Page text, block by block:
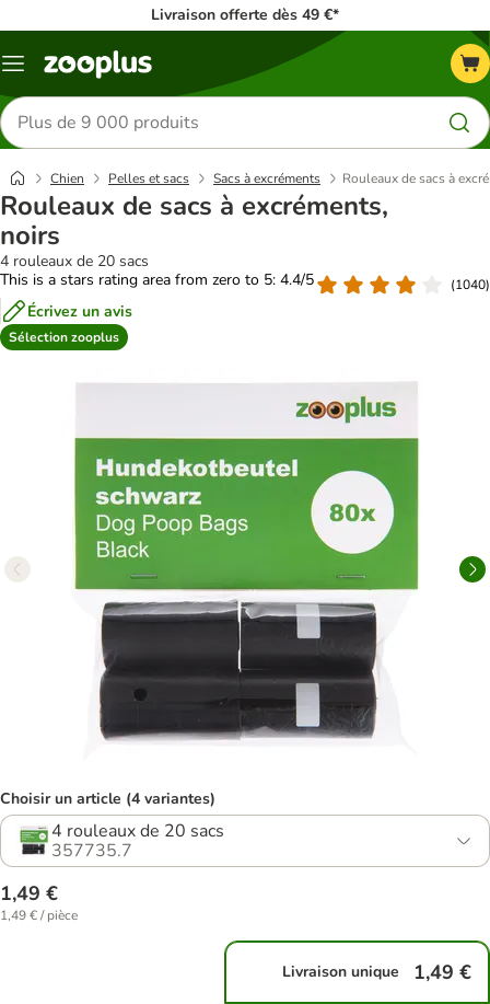
Livraison offerte dès 49 €*
Menu
Rechercher
des
produits
Chien Pelles et sacs Sacs à excréments Rouleaux de sacs à
Rouleaux de sacs à excréments,
noirs
4 rouleaux de 20 sacs
This is a stars rating area from zero to 5: 4.4/5
(1040)
Écrivez un avis
Sélection zooplus
Choisir un article (4 variantes)
4 rouleaux de 20 sacs
357735.7
1,49 €
1,49 € / pièce
Livraison unique 1,49 €